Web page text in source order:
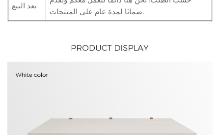
بعد البيع
ضمانًا لمدة عام على المنتجات.